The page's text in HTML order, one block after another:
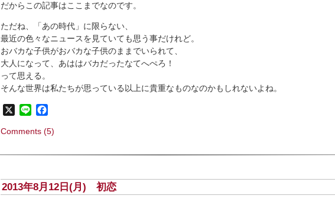
だからこの記事はここまでなのです。
ただね、「あの時代」に限らない、
最近の色々なニュースを見ていても思う事だけれど。
おバカな子供がおバカな子供のままでいられて、
大人になって、あははバカだったなてへぺろ！
って思える。
そんな世界は私たちが思っている以上に貴重なものなのかもしれないよね。
X Line
Comments (5)
2013年8月12日(月) 初恋